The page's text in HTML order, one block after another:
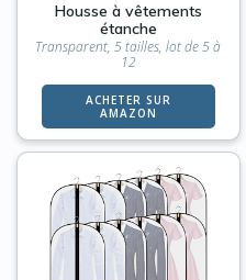
Housse à vêtements
étanche
Transparent, 5 tailles, lot de 5 à
12
ACHETER SUR
AMAZON